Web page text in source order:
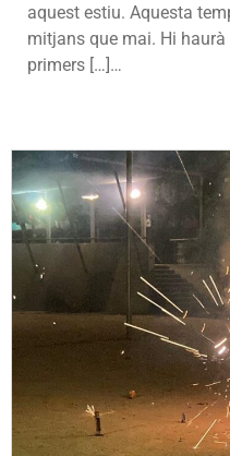
aquest estiu. Aquesta
mitjans que mai. Hi haurà
primers […]…